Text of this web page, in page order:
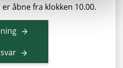
åbne fra klokken 10.00.